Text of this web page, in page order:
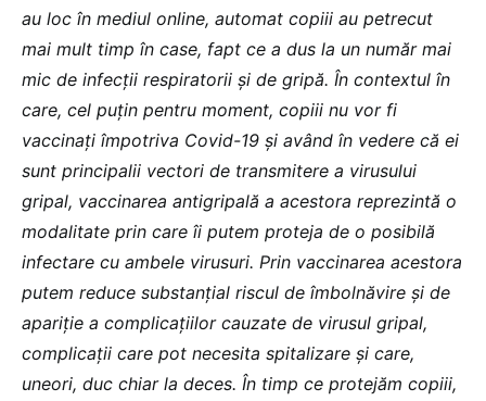
au loc în mediul online, automat copiii au petrecut
mai mult timp în case, fapt ce a dus la un număr mai
mic de infecții respiratorii și de gripă. În contextul în
care, cel puțin pentru moment, copiii nu vor fi
vaccinați împotriva Covid-19 și având în vedere că ei
sunt principalii vectori de transmitere a virusului
gripal, vaccinarea antigripală a acestora reprezintă o
modalitate prin care îi putem proteja de o posibilă
infectare cu ambele virusuri. Prin vaccinarea acestora
putem reduce substanțial riscul de îmbolnăvire și de
apariție a complicațiilor cauzate de virusul gripal,
complicații care pot necesita spitalizare și care,
uneori, duc chiar la deces. În timp ce protejăm copiii,